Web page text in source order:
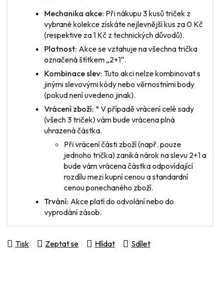
Mechanika akce: Při nákupu 3 kusů triček z
vybrané kolekce získáte nejlevnější kus za 0 Kč
(respektive za 1 Kč z technických důvodů).
Platnost: Akce se vztahuje na všechna trička
označená štítkem „2+1“.
Kombinace slev: Tuto akci nelze kombinovat s
jinými slevovými kódy nebo věrnostními body
(pokud není uvedeno jinak).
Vrácení zboží: * V případě vrácenícelé sady
(všech 3 triček) vám bude vrácena plná
uhrazená částka.
Při vráceníčásti zboží(např. pouze
jednoho trička) zaniká nárok na slevu 2+1 a
bude vám vrácena částka odpovídající
rozdílu mezi kupní cenou a standardní
cenou ponechaného zboží.
Trvání: Akce platí do odvolání nebo do
vyprodání zásob.
Tisk Zeptat se Hlídat Sdílet